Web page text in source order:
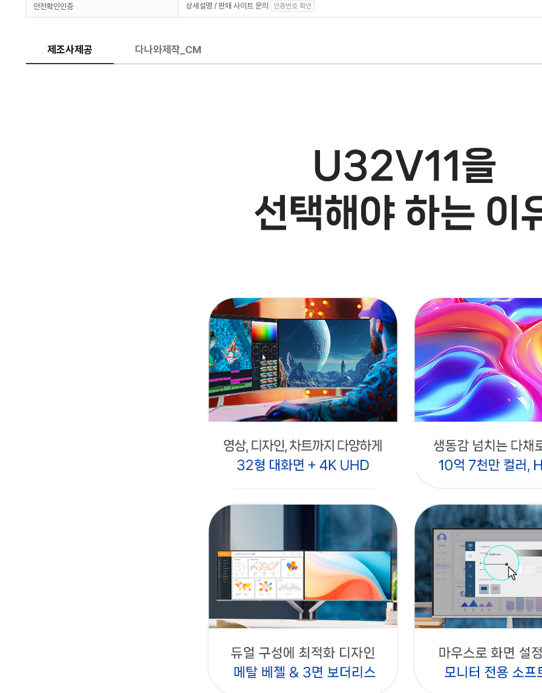
안전확인인증 상세설명 / 판매 사이트 문의 인증번호 확인
제조사제공 다나와제작_CM